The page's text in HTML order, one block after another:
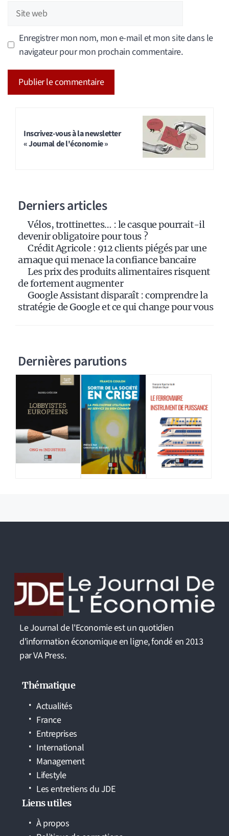
Site
web
Enregistrer mon nom, mon e-mail et mon site dans le
navigateur pour mon prochain commentaire.
Inscrivez-vous à la newsletter
« Journal de l'économie »
Derniers articles
Vélos, trottinettes… : le casque pourrait-il
devenir obligatoire pour tous ?
Crédit Agricole : 912 clients piégés par une
arnaque qui menace la confiance bancaire
Les prix des produits alimentaires risquent
de fortement augmenter
Google Assistant disparaît : comprendre la
stratégie de Google et ce qui change pour vous
Dernières parutions
Le Journal de l'Economie est un quotidien
d'information économique en ligne, fondé en 2013
par VA Press.
Thématique
Actualités
France
Entreprises
International
Management
Lifestyle
Les entretiens du JDE
Liens utiles
À propos